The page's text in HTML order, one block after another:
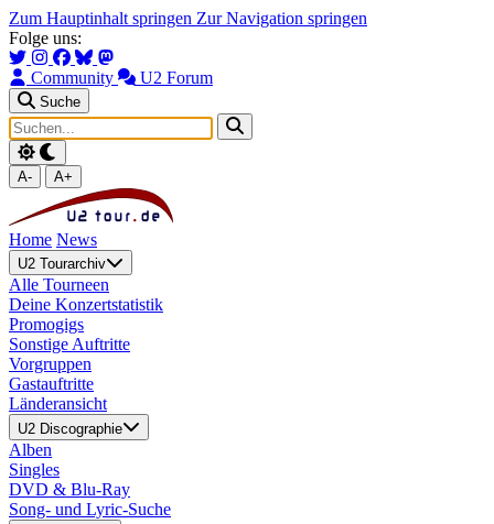
Zum Hauptinhalt springen Zur Navigation springen
Folge uns:
Community U2 Forum
Suche
A- A+
Home News
U2 Tourarchiv
Alle Tourneen
Deine Konzertstatistik
Promogigs
Sonstige Auftritte
Vorgruppen
Gastauftritte
Länderansicht
U2 Discographie
Alben
Singles
DVD & Blu-Ray
Song- und Lyric-Suche